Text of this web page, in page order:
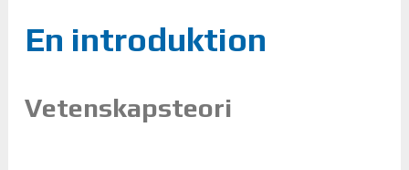
En introduktion
Vetenskapsteori